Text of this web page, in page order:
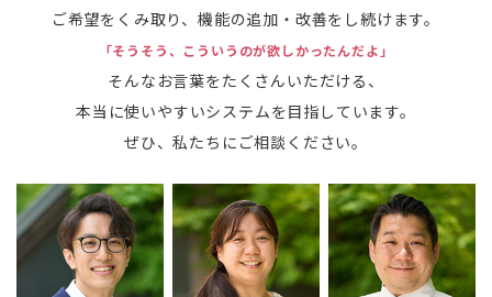
ご希望をくみ取り、機能の追加・改善をし続けます。
「そうそう、こういうのが欲しかったんだよ」
そんなお言葉をたくさんいただける、
本当に使いやすいシステムを目指しています。
ぜひ、私たちにご相談ください。